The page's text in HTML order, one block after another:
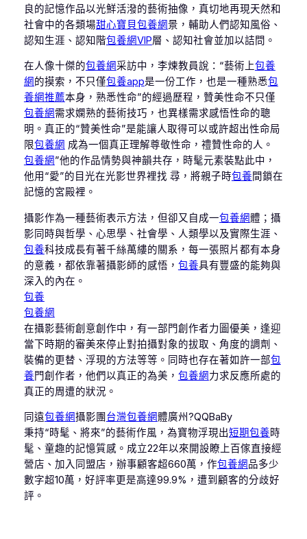
良的記憶作品以光鮮活潑的藝術抽像，真切地再現天然和
社會中的各類場甜心寶貝包養網景，輔助人們認知風俗、
認知生涯、認知階包養網VIP層、認知社會並加以詰問。
在人像十傑的包養網采訪中，李煉教員說：“藝術上包養
網的摸索，不只僅包養app是一份工作，也是一種熟悉包
養網推薦本身，熟悉性命”的經過歷程，贊美性命不只僅
包養網需求嫻熟的藝術技巧，也異樣需求感悟性命的聰
明。真正的“贊美性命”是能讓人取得可以或許超出性命局
限包養網 成為一個真正理解尊敬性命，禮贊性命的人。
包養網”他的作品情勢與神韻共存，時髦元素裝點此中，
他用“愛”的目光在光影世界裡找 尋，將親子時包養間鎖在
記憶的宮殿裡。
攝影作為一種藝術表示方法，但卻又自成一包養網體；攝
影同時與哲學、心思學、社會學、人類學以及實際生涯、
包養科技成長有著千絲萬縷的關系，每一張照片都有本身
的意義，都依靠著攝影師的感悟， 包養具有豐盛的能夠與
深入的內在。
包養
包養網
在攝影藝術創意創作中，有一部門創作者力圖優美，逢迎
當下時期的審美來停止對拍攝對象的拔取、角度的調劑、
裝備的更替、浮現的方法等等。同時也存在著如許一部包
養門創作者，他們以真正的為美， 包養網力求反應所處的
真正的周遭的狀況。
同遠包養網攝影團 台灣包養網體廣州?QQBaBy
秉持“時髦、將來”的藝術作風，為寶物浮現出短期包養時
髦、童趣的記憶質感。成立22年以來開設瞭上百傢直接經
營店、加入同盟店，辦事顧客超660萬，作包養網品多少
數字超10萬，好評率更是高達99.9%，遭到顧客的分歧好
評。